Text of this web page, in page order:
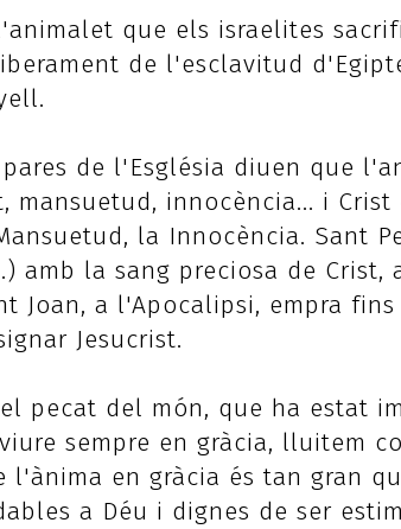
que els israelites
de l'esclavitud
de l'Església diuen que
mansuetud, innocència... i Crist
la Innocència. Sant
amb la sang preciosa de Crist,
Joan, a l'Apocalipsi, empra
Jesucrist.
pecat del món, que ha estat
sempre en gràcia, lluitem
l'ànima en gràcia és tan gran
a Déu i dignes de ser